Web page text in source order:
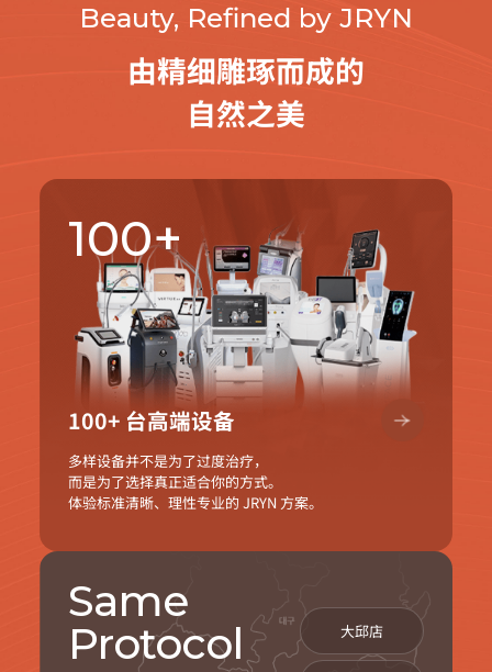
Beauty, Refined by JRYN
由精细雕琢而成的
自然之美
100+
100+ 台高端设备
多样设备并不是为了过度治疗，
而是为了选择真正适合你的方式。
体验标准清晰、理性专业的 JRYN 方案。
Same
Protocol
大邱店